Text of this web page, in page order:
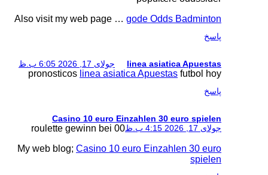
Also visit my web
pronosticos
Casino 10
roulette gewinn
My web blog;